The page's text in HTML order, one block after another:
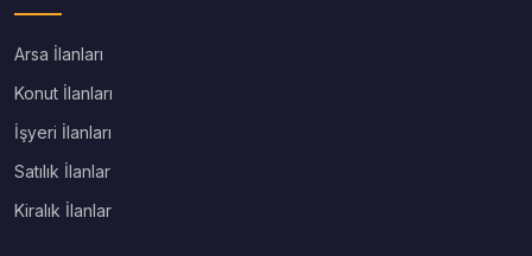
Arsa İlanları
Konut İlanları
İşyeri İlanları
Satılık İlanlar
Kiralık İlanlar